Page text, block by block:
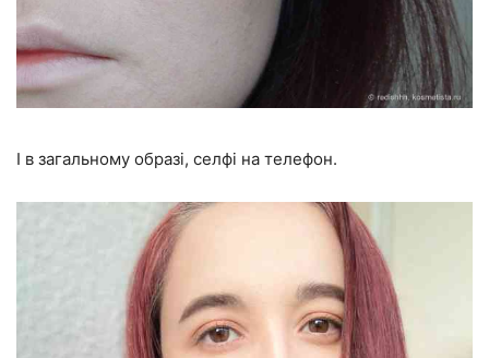
І в загальному образі, селфі на телефон.